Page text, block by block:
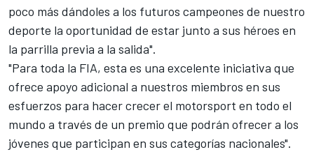
poco más dándoles a los futuros campeones de nuestro
deporte la oportunidad de estar junto a sus héroes en
la parrilla previa a la salida".
"Para toda la FIA, esta es una excelente iniciativa que
ofrece apoyo adicional a nuestros miembros en sus
esfuerzos para hacer crecer el motorsport en todo el
mundo a través de un premio que podrán ofrecer a los
jóvenes que participan en sus categorías nacionales".